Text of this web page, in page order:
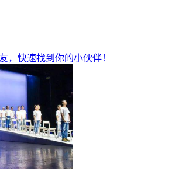
，快速找到你的小伙伴！